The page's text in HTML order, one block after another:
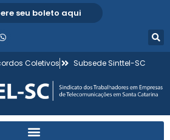
seu boleto aqui
Coletivos Subsede Sinttel-SC